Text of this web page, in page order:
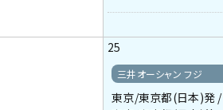
25
三井オーシャン フジ
東京/東京都(日本)発 /